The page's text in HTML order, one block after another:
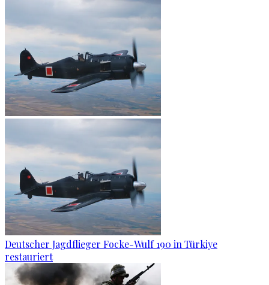
Deutscher Jagdflieger Focke-Wulf 190 in Türkiye
restauriert